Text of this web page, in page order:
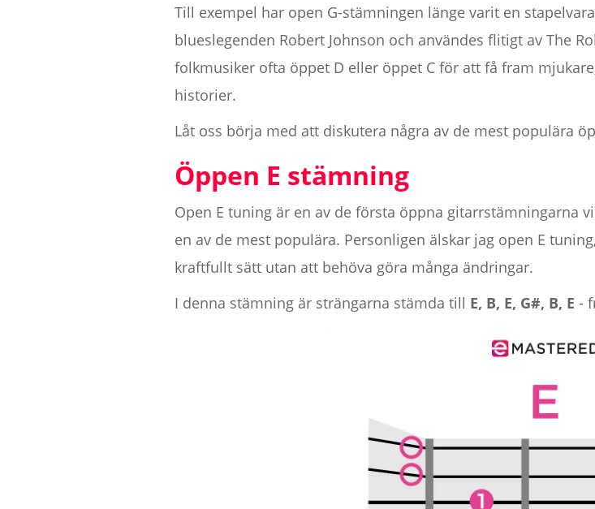
Till exempel har open G-stämningen länge varit en
blueslegenden Robert Johnson och användes flitigt av The
folkmusiker ofta öppet D eller öppet C för att få fram
historier.
Låt oss börja med att diskutera några av de mest populära
Öppen E stämning
Open E tuning är en av de första öppna gitarrstämningarna
en av de mest populära. Personligen älskar jag open E
kraftfullt sätt utan att behöva göra många ändringar.
I denna stämning är strängarna stämda till E, B, E, G#, B, E -